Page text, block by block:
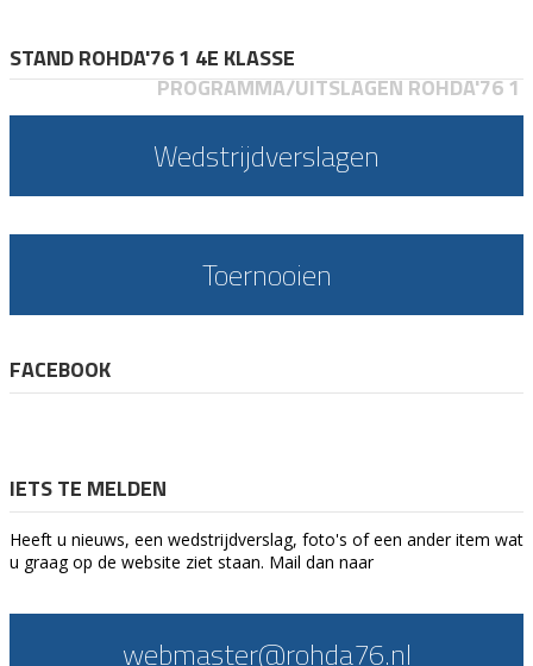
STAND ROHDA'76 1 4E KLASSE
PROGRAMMA/UITSLAGEN ROHDA'76 1
Wedstrijdverslagen
Toernooien
FACEBOOK
IETS TE MELDEN
Heeft u nieuws, een wedstrijdverslag, foto's of een ander item wat
u graag op de website ziet staan. Mail dan naar
webmaster@rohda76.nl